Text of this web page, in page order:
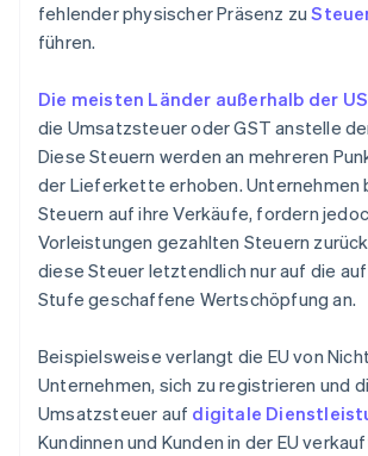
fehlender physischer Präsenz zu
führen.
Die meisten Länder außerhalb der
die Umsatzsteuer oder GST anstelle
Diese Steuern werden an mehreren
der Lieferkette erhoben. Unternehmen
Steuern auf ihre Verkäufe, fordern
Vorleistungen gezahlten Steuern
diese Steuer letztendlich nur auf die
Stufe geschaffene Wertschöpfung an.
Beispielsweise verlangt die EU von
Unternehmen, sich zu registrieren und
Umsatzsteuer auf digitale
Kundinnen und Kunden in der EU